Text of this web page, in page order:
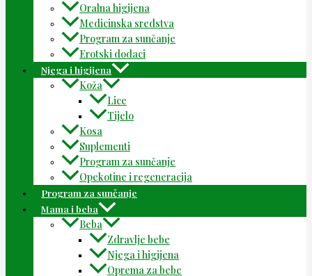
Oralna higijena
Medicinska sredstva
Program za sunčanje
Erotski dodaci
Njega i higijena
Koža
Lice
Tijelo
Kosa
Suplementi
Program za sunčanje
Opekotine i regeneracija
Program za sunčanje
Mama i beba
Beba
Zdravlje bebe
Njega i higijena
Oprema za bebe